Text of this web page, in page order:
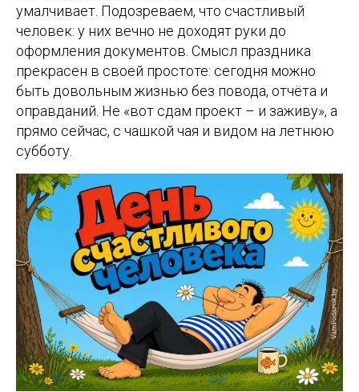
умалчивает. Подозреваем, что счастливый
человек: у них вечно не доходят руки до
оформления документов. Смысл праздника
прекрасен в своей простоте: сегодня можно
быть довольным жизнью без повода, отчёта и
оправданий. Не «вот сдам проект – и заживу», а
прямо сейчас, с чашкой чая и видом на летнюю
субботу.